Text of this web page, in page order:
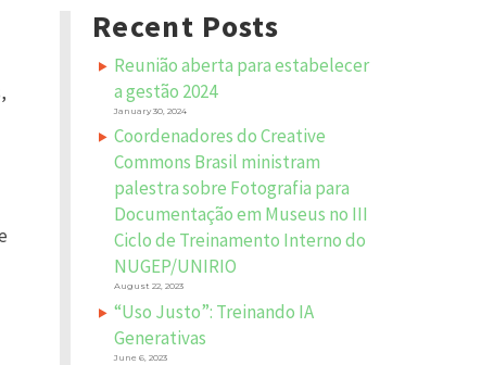
Recent Posts
Reunião aberta para estabelecer
a gestão 2024
January 30, 2024
Coordenadores do Creative
Commons Brasil ministram
palestra sobre Fotografia para
Documentação em Museus no III
Ciclo de Treinamento Interno do
NUGEP/UNIRIO
August 22, 2023
“Uso Justo”: Treinando IA
Generativas
June 6, 2023